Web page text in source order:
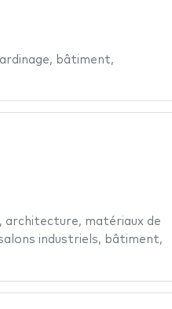
, bâtiment,
, architecture, matériaux de
industriels, bâtiment,